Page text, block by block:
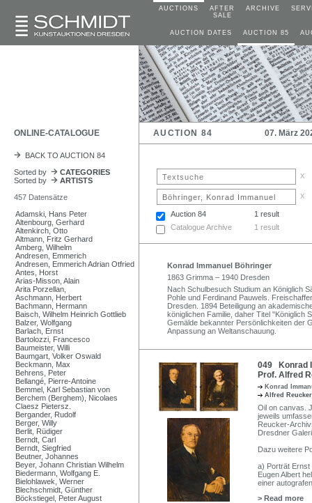
AUCTIONS
AFTER
SALE
ARCHIVE
AUCTION DATES AUCTION 85
ONLINE-CATALOGUE AUCTION 84 07. März
BACK TO AUCTION 84
Sorted by
CATEGORIES
Sorted by
ARTISTS
457 Datensätze
Adamski, Hans Peter
Altenbourg, Gerhard
Altenkirch, Otto
Altmann, Fritz Gerhard
Amberg, Wilhelm
Andresen, Emmerich
Andresen, Emmerich Adrian Otfried
Antes, Horst
Arias-Misson, Alain
Arita Porzellan,
Aschmann, Herbert
Bachmann, Hermann
Baisch, Wilhelm Heinrich Gottlieb
Balzer, Wolfgang
Barlach, Ernst
Bartolozzi, Francesco
Baumeister, Willi
Baumgart, Volker Oswald
Beckmann, Max
Behrens, Peter
Bellangé, Pierre-Antoine
Bemmel, Karl Sebastian von
Berchem (Berghem), Nicolaes
Claesz Pietersz.
Bergander, Rudolf
Berger, Willy
Berlit, Rüdiger
Berndt, Carl
Berndt, Siegfried
Beutner, Johannes
Beyer, Johann Christian Wilhelm
Biedermann, Wolfgang E.
Bielohlawek, Werner
Blechschmidt, Günther
Böckstiegel, Peter August
x
x
Auction 84
1 result
Catalogue Archive
1 result
Konrad Immanuel Böhringer
1863 Grimma – 1940 Dresden
Nach Schulbesuch Studium an Königlich
Pohle und Ferdinand Pauwels.
Dresden. 1894 Beteiligung an
königlichen Familie, daher Titel "Königlich
Gemälde bekannter Persönlichkeiten der
Anpassung an Weltanschauung.
049 Konrad
Prof. Alfred
Konrad
Alfred
Oil on canvas.
jeweils
Reucker-
Dresdner
Dazu weitere
a) Porträt
Eugen Albert
einer
> Read more